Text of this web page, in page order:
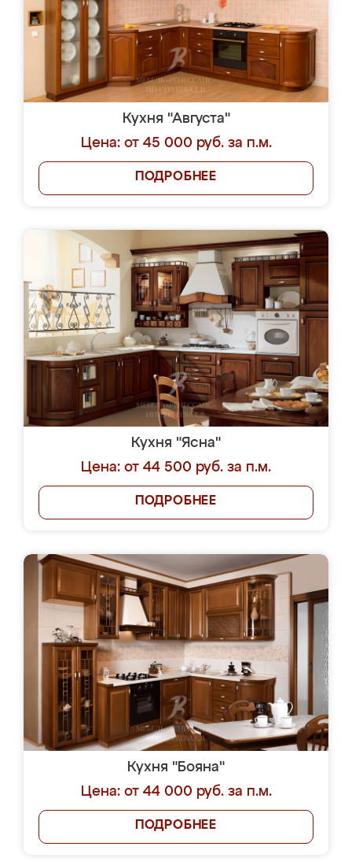
Кухня "Августа"
Цена: от 45 000 руб. за п.м.
ПОДРОБНЕЕ
Кухня "Ясна"
Цена: от 44 500 руб. за п.м.
ПОДРОБНЕЕ
Кухня "Бояна"
Цена: от 44 000 руб. за п.м.
ПОДРОБНЕЕ